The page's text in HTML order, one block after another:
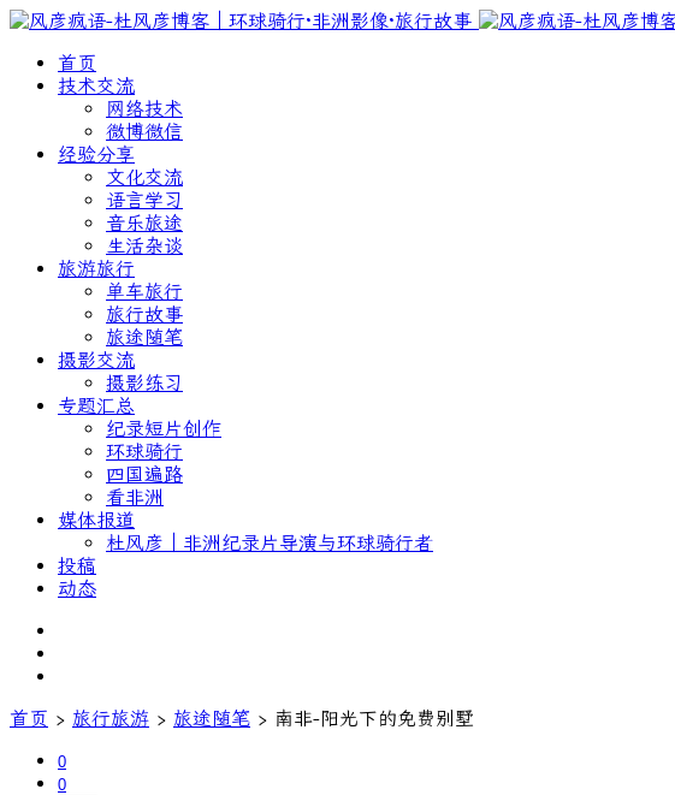
首页
技术交流
网络技术
微博微信
经验分享
文化交流
语言学习
音乐旅途
生活杂谈
旅游旅行
单车旅行
旅行故事
旅途随笔
摄影交流
摄影练习
专题汇总
纪录短片创作
环球骑行
四国遍路
看非洲
媒体报道
杜风彦｜非洲纪录片导演与环球骑行者
投稿
动态
首页 › 旅行旅游 › 旅途随笔 › 南非-阳光下的免费别墅
0
0